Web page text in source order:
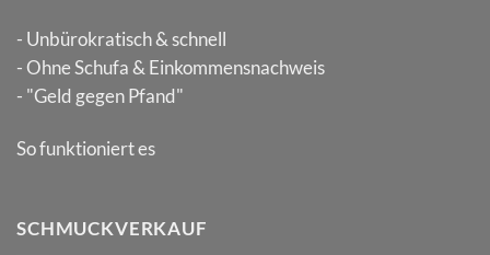
- Unbürokratisch & schnell
- Ohne Schufa & Einkommensnachweis
- "Geld gegen Pfand"
So funktioniert es
SCHMUCKVERKAUF